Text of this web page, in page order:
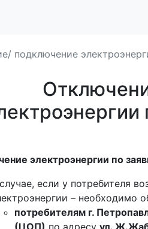
подключение
электроэнергии по
если у потребителя
– необходимо
потребителям г.
(ЦОП) по адресу ул.